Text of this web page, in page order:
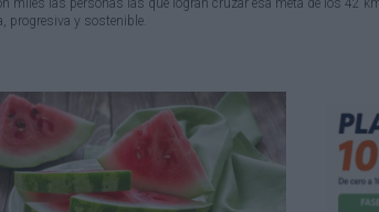
miles las personas las que logran cruzar esa meta de los 42
progresiva y sostenible.